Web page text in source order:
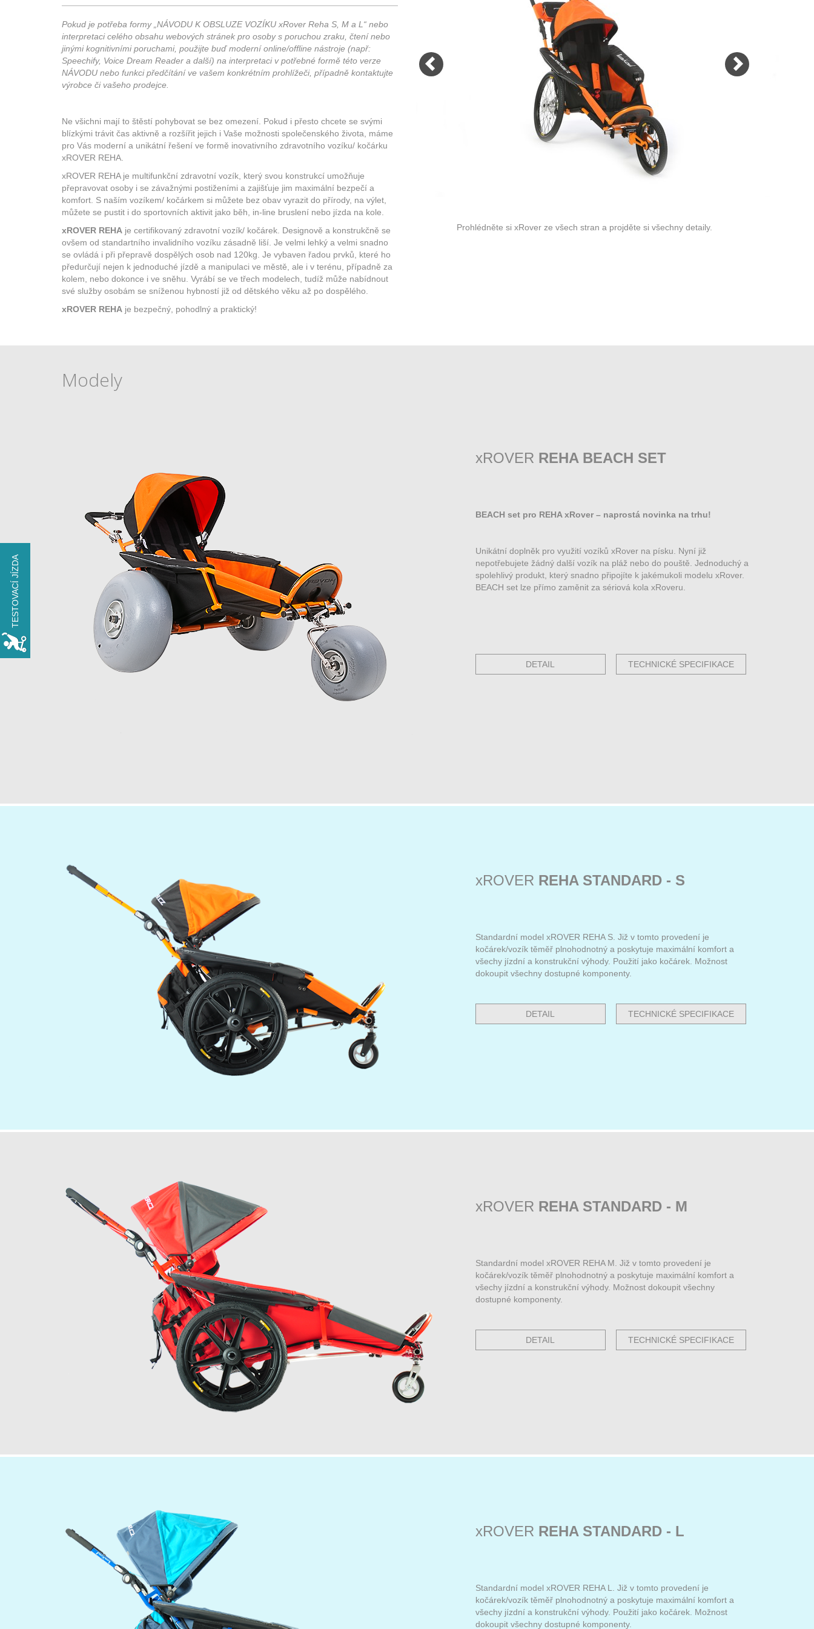
univerzálním: můžete v něm
přepravovanou osobu vzít do města,
připojit ho za kolo, můžete s ním
provozovat turistiku, jezdit na
inlinech, drandit ve sněhu a
samozřejmě i běhat.
VÍCE
nezbytné.
vnitřních kapes a úložných prostorů.
svařovaném trubkovém rámu a
ochranných hliníkových obloucích,
které ochrání transportovaného
dokonce i při nárazu nebo
převrácení vozíku!
VÍCE
Pokud je potřeba formy „NÁVODU K OBSLUZE VOZÍKU xRover Reha S, M a L“ nebo
interpretaci celého obsahu webových stránek pro osoby s poruchou zraku, čtení nebo
jinými kognitivními poruchami, použijte buď moderní online/offline nástroje (např:
Speechify, Voice Dream Reader a další) na interpretaci v potřebné formě této verze
NÁVODU nebo funkci předčítání ve vašem konkrétním prohlížeči, případně kontaktujte
výrobce či vašeho prodejce.
Ne všichni mají to štěstí pohybovat se bez omezení. Pokud i přesto chcete se svými
blízkými trávit čas aktivně a rozšířit jejich i Vaše možnosti společenského života, máme
pro Vás moderní a unikátní řešení ve formě inovativního zdravotního vozíku/ kočárku
xROVER REHA.
xROVER REHA je multifunkční zdravotní vozík, který svou konstrukcí umožňuje
přepravovat osoby i se závažnými postiženími a zajišťuje jim maximální bezpečí a
komfort. S naším vozíkem/ kočárkem si můžete bez obav vyrazit do přírody, na výlet,
můžete se pustit i do sportovních aktivit jako běh, in-line bruslení nebo jízda na kole.
xROVER REHA je certifikovaný zdravotní vozík/ kočárek. Designově a konstrukčně se
ovšem od standartního invalidního vozíku zásadně liší. Je velmi lehký a velmi snadno
se ovládá i při přepravě dospělých osob nad 120kg. Je vybaven řadou prvků, které ho
předurčují nejen k jednoduché jízdě a manipulaci ve městě, ale i v terénu, případně za
kolem, nebo dokonce i ve sněhu. Vyrábí se ve třech modelech, tudíž může nabídnout
své služby osobám se sníženou hybností již od dětského věku až po dospělého.
xROVER REHA je bezpečný, pohodlný a praktický!
Prohlédněte si xRover ze všech stran a projděte si všechny detaily.
Modely
xROVER REHA BEACH SET
BEACH set pro REHA xRover – naprostá novinka na trhu!
Unikátní doplněk pro využití vozíků xRover na písku. Nyní již
nepotřebujete žádný další vozík na pláž nebo do pouště. Jednoduchý a
spolehlivý produkt, který snadno připojíte k jakémukoli modelu xRover.
BEACH set lze přímo zaměnit za sériová kola xRoveru.
DETAIL TECHNICKÉ SPECIFIKACE
xROVER REHA STANDARD - S
Standardní model xROVER REHA S. Již v tomto provedení je
kočárek/vozík těměř plnohodnotný a poskytuje maximální komfort a
všechy jízdní a konstrukční výhody. Použití jako kočárek. Možnost
dokoupit všechny dostupné komponenty.
DETAIL TECHNICKÉ SPECIFIKACE
xROVER REHA STANDARD - M
Standardní model xROVER REHA M. Již v tomto provedení je
kočárek/vozík těměř plnohodnotný a poskytuje maximální komfort a
všechy jízdní a konstrukční výhody. Možnost dokoupit všechny
dostupné komponenty.
DETAIL TECHNICKÉ SPECIFIKACE
xROVER REHA STANDARD - L
Standardní model xROVER REHA L. Již v tomto provedení je
kočárek/vozík těměř plnohodnotný a poskytuje maximální komfort a
všechy jízdní a konstrukční výhody. Použití jako kočárek. Možnost
dokoupit všechny dostupné komponenty.
TESTOVACÍ JÍZDA
VYZKOUŠEJTE
xROVER na den
ZDARMA
REZERVOVAT